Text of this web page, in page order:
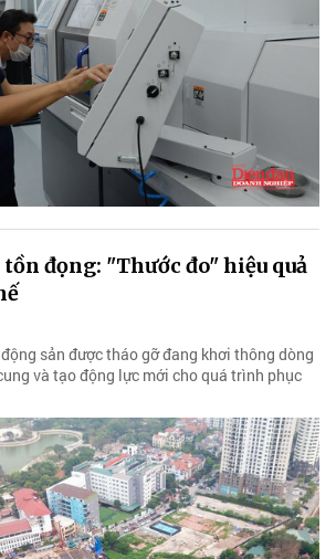
tồn đọng: "Thước đo" hiệu quả
sản được tháo gỡ đang khơi thông dòng
và tạo động lực mới cho quá trình phục